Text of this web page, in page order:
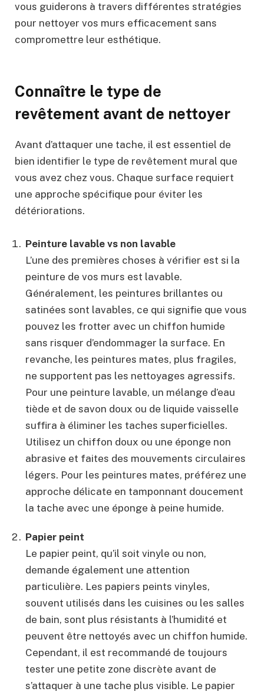
vous guiderons à travers différentes stratégies
pour nettoyer vos murs efficacement sans
compromettre leur esthétique.
Connaître le type de
revêtement avant de nettoyer
Avant d’attaquer une tache, il est essentiel de
bien identifier le type de revêtement mural que
vous avez chez vous. Chaque surface requiert
une approche spécifique pour éviter les
détériorations.
Peinture lavable vs non lavable
L’une des premières choses à vérifier est si la
peinture de vos murs est lavable.
Généralement, les peintures brillantes ou
satinées sont lavables, ce qui signifie que vous
pouvez les frotter avec un chiffon humide
sans risquer d’endommager la surface. En
revanche, les peintures mates, plus fragiles,
ne supportent pas les nettoyages agressifs.
Pour une peinture lavable, un mélange d’eau
tiède et de savon doux ou de liquide vaisselle
suffira à éliminer les taches superficielles.
Utilisez un chiffon doux ou une éponge non
abrasive et faites des mouvements circulaires
légers. Pour les peintures mates, préférez une
approche délicate en tamponnant doucement
la tache avec une éponge à peine humide.
Papier peint
Le papier peint, qu’il soit vinyle ou non,
demande également une attention
particulière. Les papiers peints vinyles,
souvent utilisés dans les cuisines ou les salles
de bain, sont plus résistants à l’humidité et
peuvent être nettoyés avec un chiffon humide.
Cependant, il est recommandé de toujours
tester une petite zone discrète avant de
s’attaquer à une tache plus visible. Le papier